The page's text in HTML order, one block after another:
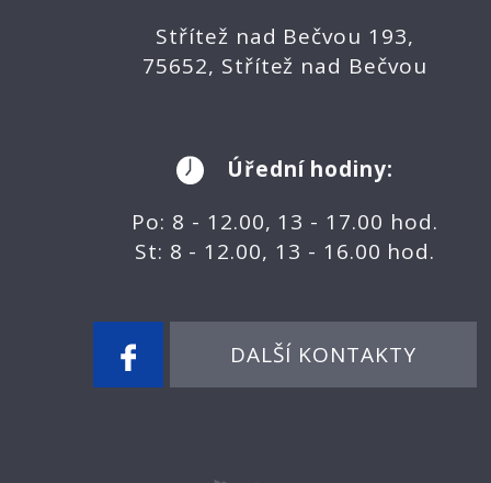
Střítež nad Bečvou 193,
75652, Střítež nad Bečvou
Úřední hodiny:
Po: 8 - 12.00, 13 - 17.00 hod.
St: 8 - 12.00, 13 - 16.00 hod.
DALŠÍ KONTAKTY